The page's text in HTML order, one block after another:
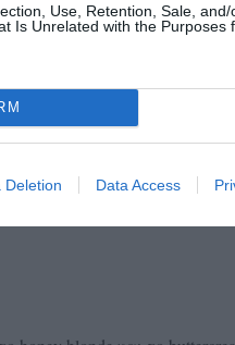
Use, Retention, Sale, and/
Is Unrelated with the Purposes
Deletion Data Access
με έμφαση στις
αφέλειες γύρω από το
καρέ με στρογγυλεμένες
συντήρηση και ιδανικό για